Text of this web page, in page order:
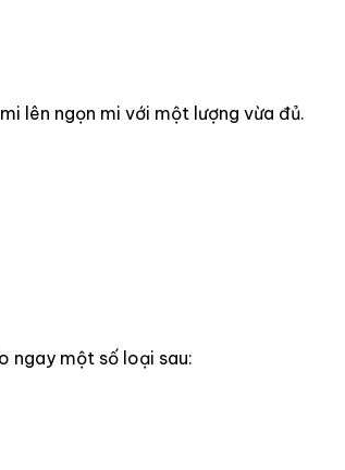
lên ngọn mi với một lượng vừa đủ.
ngay một số loại sau: